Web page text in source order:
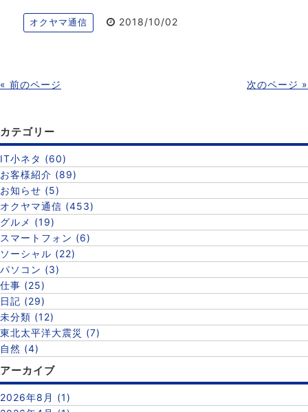
オクヤマ通信 2018/10/02
« 前のページ 次のページ »
カテゴリー
IT小ネタ (60)
お客様紹介 (89)
お知らせ (5)
オクヤマ通信 (453)
グルメ (19)
スマートフォン (6)
ソーシャル (22)
パソコン (3)
仕事 (25)
日記 (29)
未分類 (12)
東北太平洋大震災 (7)
自然 (4)
アーカイブ
2026年8月 (1)